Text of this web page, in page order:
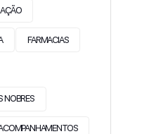
FARMACIAS
NOBRES